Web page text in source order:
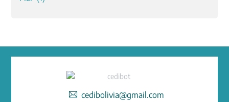
cedibolivia@gmail.com